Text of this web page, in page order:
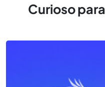
Curioso